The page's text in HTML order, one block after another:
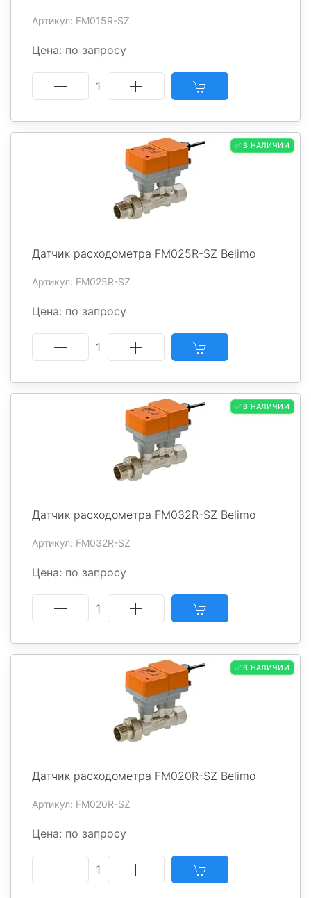
Артикул: FM015R-SZ
Цена: по запросу
1
✅ В НАЛИЧИИ
Датчик расходометра FM025R-SZ Belimo
Артикул: FM025R-SZ
Цена: по запросу
1
✅ В НАЛИЧИИ
Датчик расходометра FM032R-SZ Belimo
Артикул: FM032R-SZ
Цена: по запросу
1
✅ В НАЛИЧИИ
Датчик расходометра FM020R-SZ Belimo
Артикул: FM020R-SZ
Цена: по запросу
1